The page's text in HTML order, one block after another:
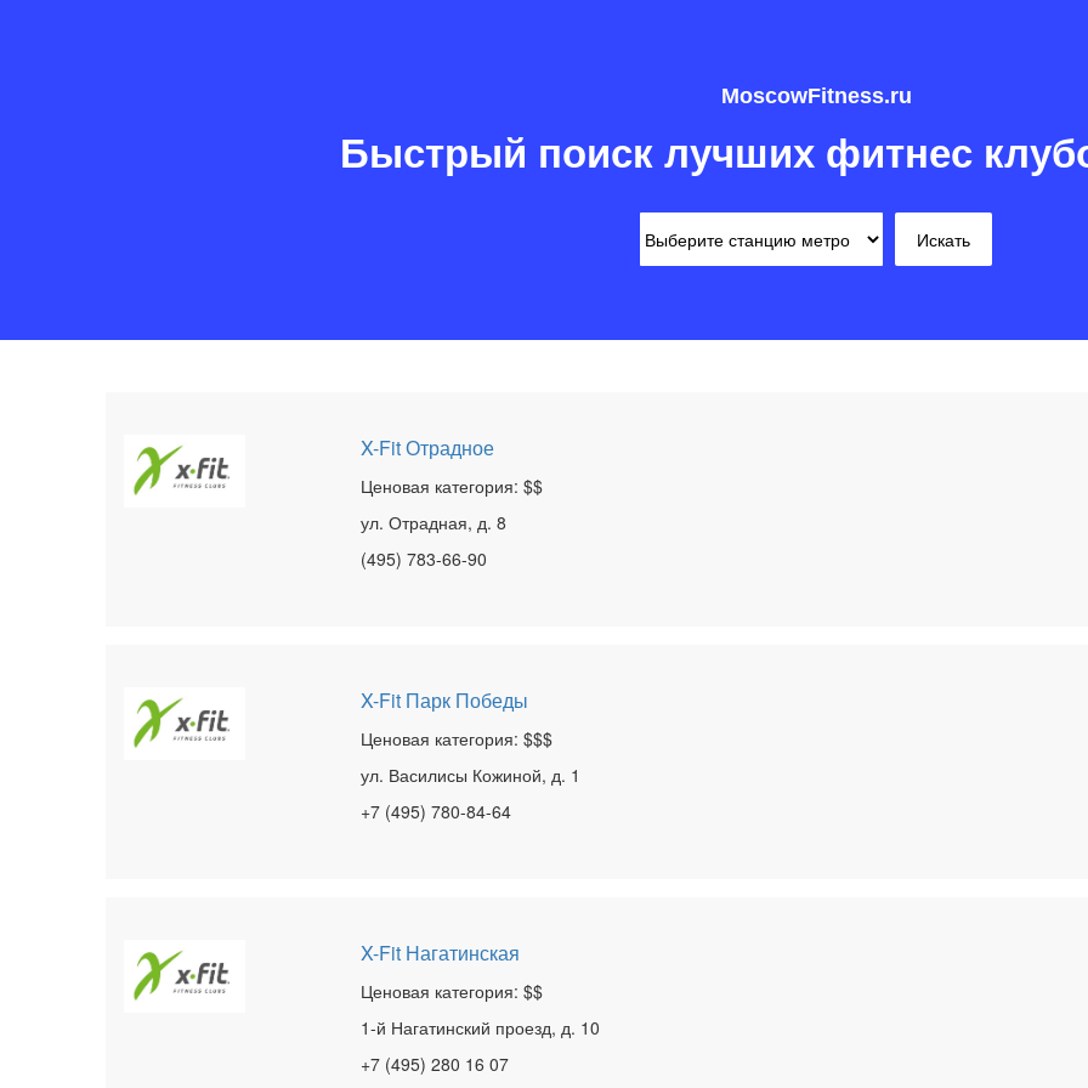
MoscowFitness.ru
Быстрый поиск лучших фитнес
X-Fit Отрадное
Ценовая категория: $$
ул. Отрадная, д. 8
(495) 783-66-90
X-Fit Парк Победы
Ценовая категория: $$$
ул. Василисы Кожиной, д. 1
+7 (495) 780-84-64
X-Fit Нагатинская
Ценовая категория: $$
1-й Нагатинский проезд, д. 10
+7 (495) 280 16 07